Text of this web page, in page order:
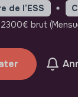
de l’ESS
brut